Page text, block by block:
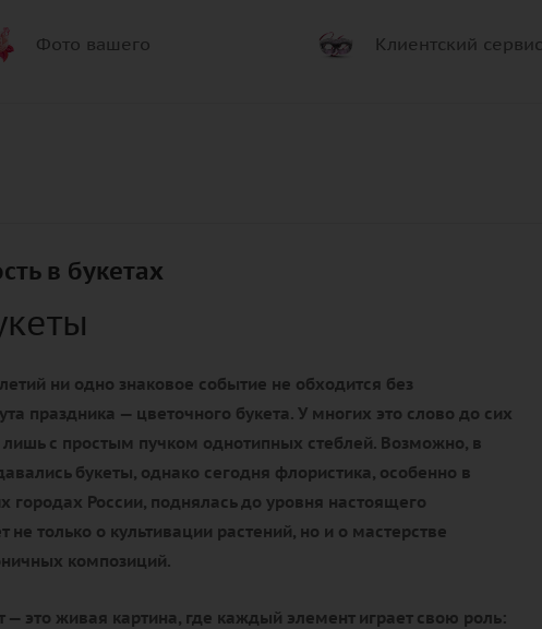
Фото вашего Клиентский сервис
в букетах
ни одно знаковое событие не обходится без
праздника — цветочного букета. У многих это слово до сих
лишь с простым пучком однотипных стеблей. Возможно, в
букеты, однако сегодня флористика, особенно в
городах России, поднялась до уровня настоящего
не только о культивации растений, но и о мастерстве
композиций.
— это живая картина, где каждый элемент играет свою роль: